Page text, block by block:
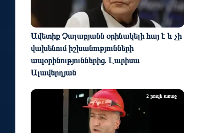
Ավետիք Չալաբյանն օրինակելի հայ է և չի
վախենում իշխանությունների
ապօրինություններից. Լարիսա
Ալավերդյան
2 րոպե առաջ